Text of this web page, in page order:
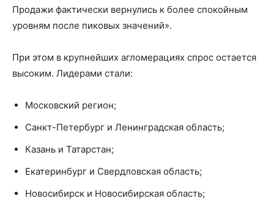
Продажи фактически вернулись к более спокойным
уровням после пиковых значений».
При этом в крупнейших агломерациях спрос остается
высоким. Лидерами стали:
Московский регион;
Санкт-Петербург и Ленинградская область;
Казань и Татарстан;
Екатеринбург и Свердловская область;
Новосибирск и Новосибирская область;